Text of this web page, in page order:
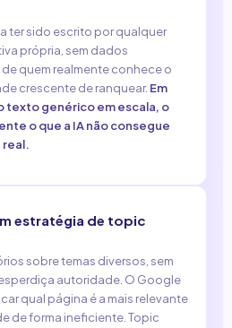
ter sido escrito por qualquer
própria, sem dados
quem realmente conhece o
crescente de ranquear. Em
texto genérico em escala, o
o que a IA não consegue
estratégia de topic
sobre temas diversos, sem
autoridade. O Google
qual página é a mais relevante
de forma ineficiente. Topic